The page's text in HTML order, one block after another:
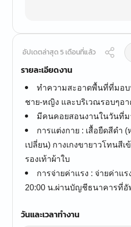
อัปเดตล่าสุด 5 เดือนที่แล้ว
รายละเอียดงาน
ทำความสะอาดพื้นที่ที่มอบ
ชาย-หญิง และบริเวณรอบๆอา
มีคนคอยสอนงานในวันที่ม
การแต่งกาย : เสื้อยืดสีดำ
เปลี่ยน) กางเกงขายาวโทนสี
รองเท้าผ้าใบ
การจ่ายค่าแรง : จ่ายค่าแ
20:00 น.ผ่านบัญชีธนาคารที่อั
วันและเวลาทำงาน